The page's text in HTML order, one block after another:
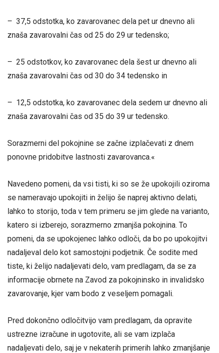
– 37,5 odstotka, ko zavarovanec dela pet ur dnevno ali
znaša zavarovalni čas od 25 do 29 ur tedensko;
– 25 odstotkov, ko zavarovanec dela šest ur dnevno ali
znaša zavarovalni čas od 30 do 34 tedensko in
– 12,5 odstotka, ko zavarovanec dela sedem ur dnevno ali
znaša zavarovalni čas od 35 do 39 ur tedensko.
Sorazmerni del pokojnine se začne izplačevati z dnem
ponovne pridobitve lastnosti zavarovanca.«
Navedeno pomeni, da vsi tisti, ki so se že upokojili oziroma
se nameravajo upokojiti in želijo še naprej aktivno delati,
lahko to storijo, toda v tem primeru se jim glede na varianto,
katero si izberejo, sorazmerno zmanjša pokojnina. To
pomeni, da se upokojenec lahko odloči, da bo po upokojitvi
nadaljeval delo kot samostojni podjetnik. Če sodite med
tiste, ki želijo nadaljevati delo, vam predlagam, da se za
informacije obrnete na Zavod za pokojninsko in invalidsko
zavarovanje, kjer vam bodo z veseljem pomagali.
Pred dokončno odločitvijo vam predlagam, da opravite
ustrezne izračune in ugotovite, ali se vam izplača
nadaljevati delo, saj je v nekaterih primerih lahko zmanjšanje